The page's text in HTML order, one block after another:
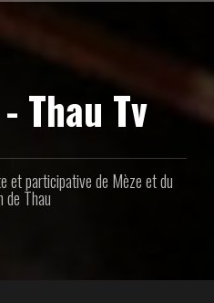
Thau Tv
et participative de Mèze et du
de Thau